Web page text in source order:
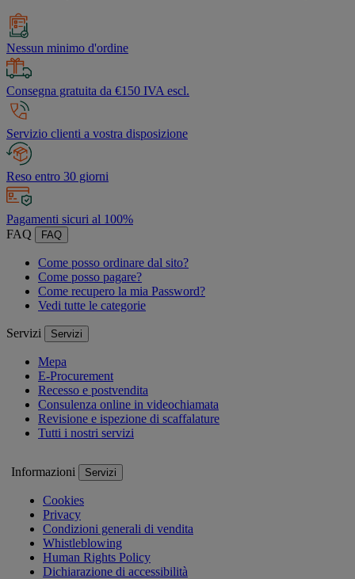
Nessun minimo d'ordine
Consegna gratuita da €150 IVA escl.
Servizio clienti a vostra disposizione
Reso entro 30 giorni
Pagamenti sicuri al 100%
FAQ
FAQ
Come posso ordinare dal sito?
Come posso pagare?
Come recupero la mia Password?
Vedi tutte le categorie
Servizi Servizi
Mepa
E-Procurement
Recesso e postvendita
Consulenza online in videochiamata
Revisione e ispezione di scaffalature
Tutti i nostri servizi
Informazioni Servizi
Cookies
Privacy
Condizioni generali di vendita
Whistleblowing
Human Rights Policy
Dichiarazione di accessibilità